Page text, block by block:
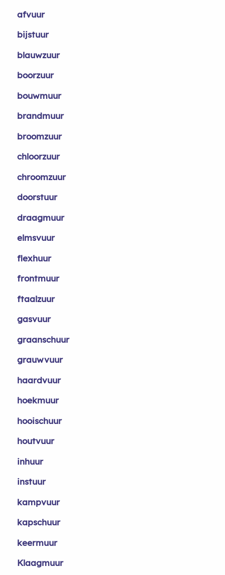
afvuur
bijstuur
blauwzuur
boorzuur
bouwmuur
brandmuur
broomzuur
chloorzuur
chroomzuur
doorstuur
draagmuur
elmsvuur
flexhuur
frontmuur
ftaalzuur
gasvuur
graanschuur
grauwvuur
haardvuur
hoekmuur
hooischuur
houtvuur
inhuur
instuur
kampvuur
kapschuur
keermuur
Klaagmuur